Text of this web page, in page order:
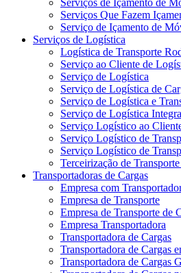
Serviços de Içamento de
Serviços Que Fazem
Serviço de Içamento de
Serviços de Logística
Logística de Transporte
Serviço ao Cliente de
Serviço de Logística
Serviço de Logística de
Serviço de Logística e
Serviço de Logística
Serviço Logístico ao
Serviço Logístico de
Serviço Logístico de
Terceirização de
Transportadoras de Cargas
Empresa com
Empresa de Transporte
Empresa de Transporte de
Empresa Transportadora
Transportadora de Cargas
Transportadora de Cargas
Transportadora de Cargas